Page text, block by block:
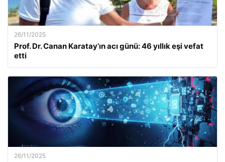
26/11/2025
Prof. Dr. Canan Karatay’ın acı günü: 46 yıllık eşi vefat
etti
26/11/2025